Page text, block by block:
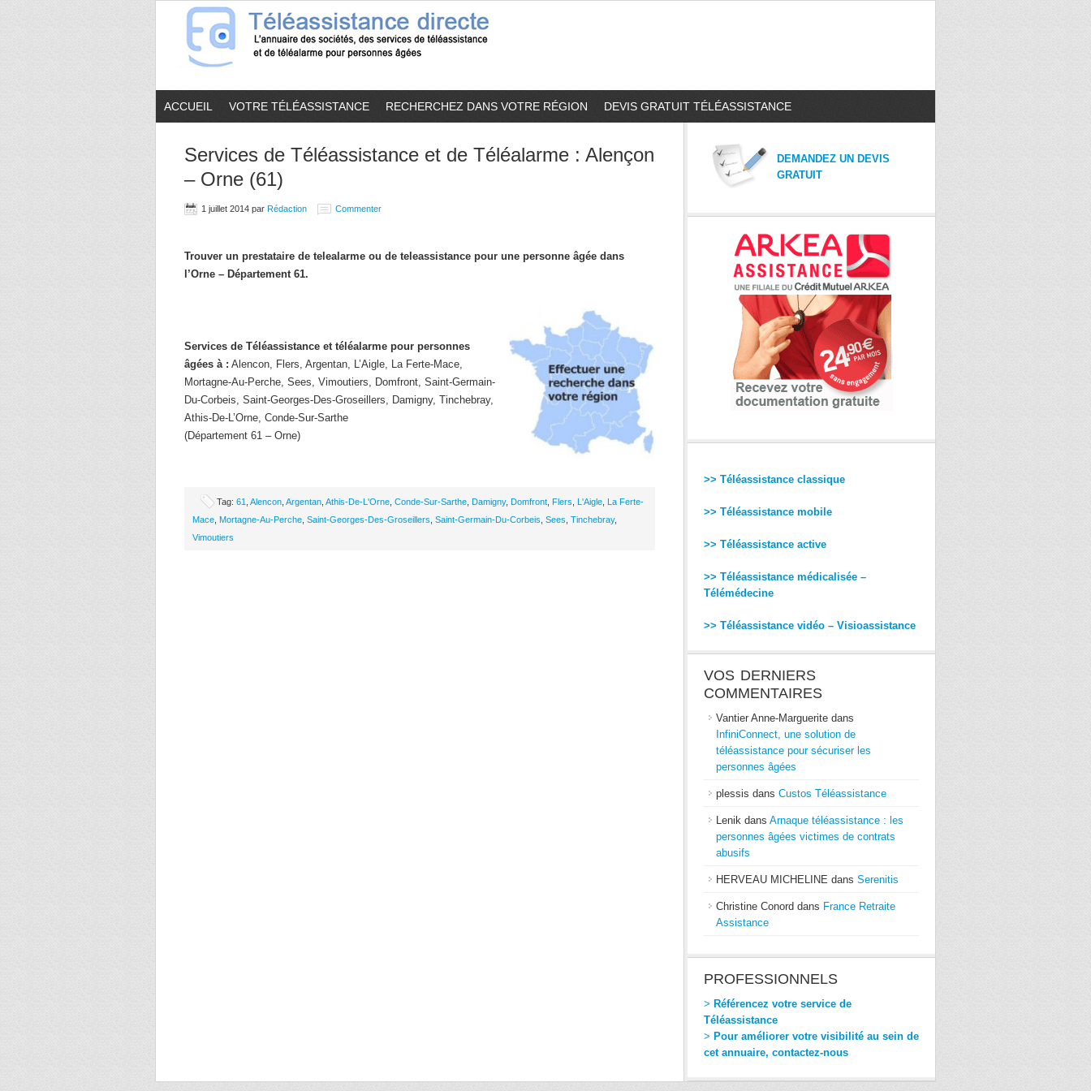
ACCUEIL VOTRE TÉLÉASSISTANCE RECHERCHEZ DANS VOTRE RÉGION DEVIS GRATUIT TÉLÉASSISTANCE
Services de Téléassistance et de Téléalarme : Alençon
– Orne (61)
1 juillet 2014 par Rédaction Commenter
Trouver un prestataire de telealarme ou de teleassistance pour une personne âgée dans
l’Orne – Département 61.
Services de Téléassistance et téléalarme pour personnes
âgées à : Alencon, Flers, Argentan, L’Aigle, La Ferte-Mace,
Mortagne-Au-Perche, Sees, Vimoutiers, Domfront, Saint-Germain-
Du-Corbeis, Saint-Georges-Des-Groseillers, Damigny, Tinchebray,
Athis-De-L’Orne, Conde-Sur-Sarthe
(Département 61 – Orne)
Tag: 61 Alencon Argentan Athis-De-L'Orne Conde-Sur-Sarthe Damigny, Domfront Flers L'Aigle La Ferte-
Mace Mortagne-Au-Perche Saint-Georges-Des-Groseillers Saint-Germain-Du-Corbeis Sees Tinchebray,
Vimoutiers
DEMANDEZ UN DEVIS
GRATUIT
>> Téléassistance classique
>> Téléassistance mobile
>> Téléassistance active
>> Téléassistance médicalisée –
Télémédecine
>> Téléassistance vidéo – Visioassistance
VOS DERNIERS
COMMENTAIRES
Vantier Anne-Marguerite dans
InfiniConnect, une solution de
téléassistance pour sécuriser les
personnes âgées
plessis dans Custos Téléassistance
Lenik dans Arnaque téléassistance : les
personnes âgées victimes de contrats
abusifs
HERVEAU MICHELINE dans Serenitis
Christine Conord dans France Retraite
Assistance
PROFESSIONNELS
> Référencez votre service de
Téléassistance
> Pour améliorer votre visibilité au sein de
cet annuaire, contactez-nous